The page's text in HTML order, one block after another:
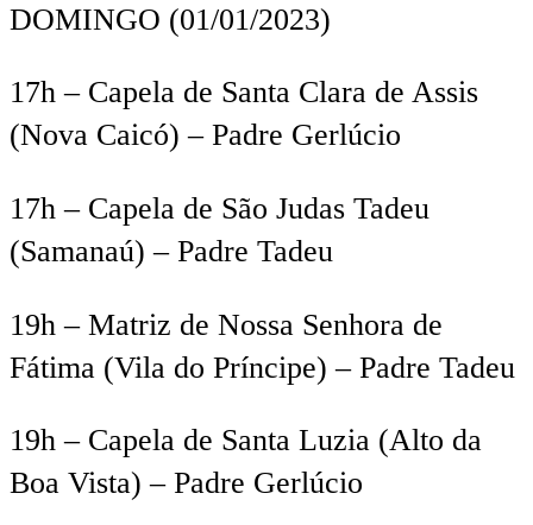
DOMINGO (01/01/2023)
17h– Capela de Santa Clara de Assis
(Nova Caicó) – Padre Gerlúcio
17h – Capela de São Judas Tadeu
(Samanaú) – Padre Tadeu
19h – Matriz de Nossa Senhora de
Fátima (Vila do Príncipe) – Padre Tadeu
19h– Capela de Santa Luzia (Alto da
Boa Vista) – Padre Gerlúcio